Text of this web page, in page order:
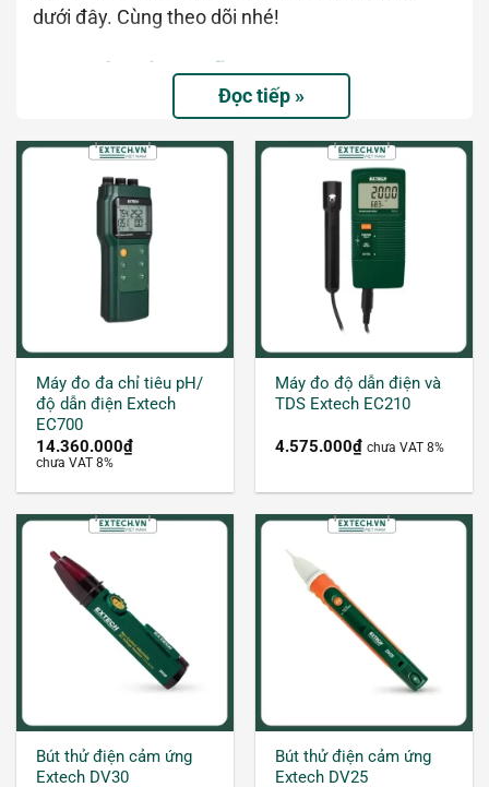
dưới đây. Cùng theo dõi nhé!
Tìm hiểu về độ dẫn điện là gì?
Độ dẫn điện của nước, dung dịch
khả năng dẫn điện của dung dịch đó qua một
khoảng cách nhất định, đơn vị đo là
Siemens/cm.
1 mS/cm = 1000 µS/ cm
Trong dung dịch, những chất có khả năng điện li
mạnh sẽ có tính dẫn điện càng cao. Ví dụ như
muối NaCl, những ion Na+ hay Cl- này làm cho
dung dịch có tính dẫn điện cao.
Đọc tiếp »
Máy đo đa chỉ tiêu pH/
độ dẫn điện Extech
EC700
14.360.000₫
chưa VAT 8%
Máy đo độ dẫn điện và
TDS Extech EC210
4.575.000₫ chưa VAT 8%
Bút thử điện cảm ứng
Extech DV30
Bút thử điện cảm ứng
Extech DV25